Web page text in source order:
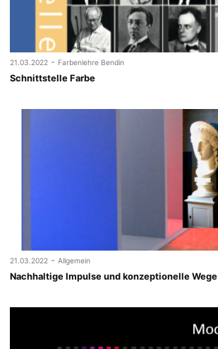
21.03.2022 - Farbenlehre Bendin
Schnittstelle Farbe
21.03.2022 - Allgemein
Nachhaltige Impulse und konzeptionelle Wege